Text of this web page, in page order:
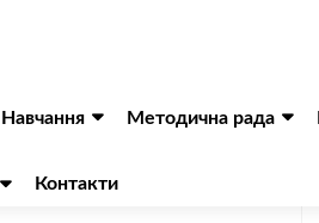
Навчання Методична рада
Контакти